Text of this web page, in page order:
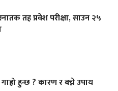
तह प्रवेश परीक्षा, साउन २५
हुन्छ ? कारण र बच्ने उपाय